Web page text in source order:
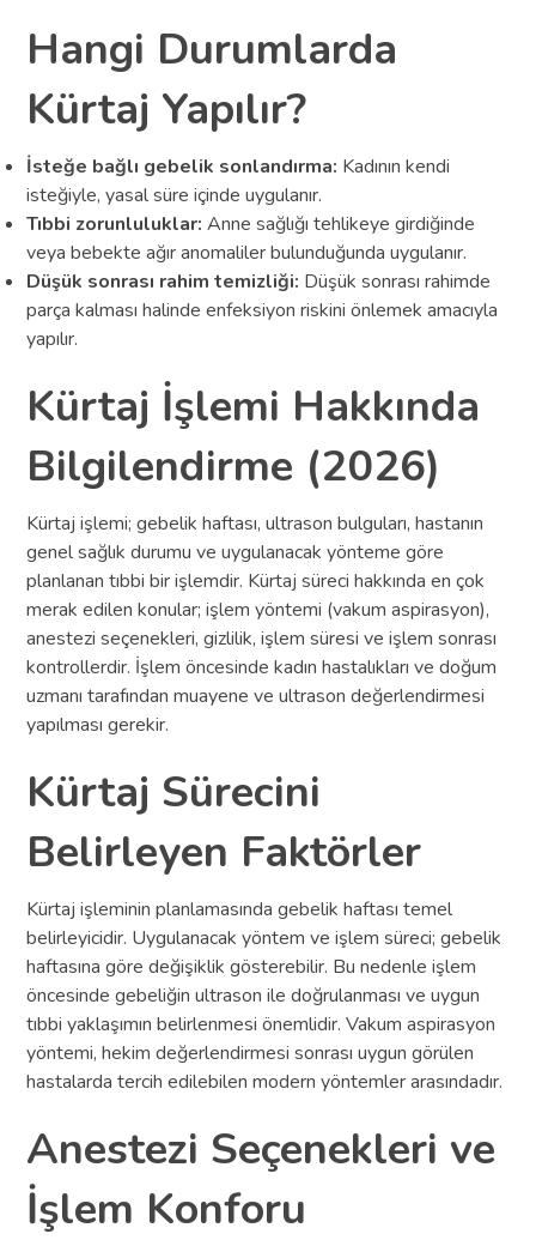
Hangi Durumlarda
Kürtaj Yapılır?
İsteğe bağlı gebelik sonlandırma: Kadının kendi
isteğiyle, yasal süre içinde uygulanır.
Tıbbi zorunluluklar: Anne sağlığı tehlikeye girdiğinde
veya bebekte ağır anomaliler bulunduğunda uygulanır.
Düşük sonrası rahim temizliği: Düşük sonrası rahimde
parça kalması halinde enfeksiyon riskini önlemek amacıyla
yapılır.
Kürtaj İşlemi Hakkında
Bilgilendirme (2026)
Kürtaj işlemi; gebelik haftası, ultrason bulguları, hastanın
genel sağlık durumu ve uygulanacak yönteme göre
planlanan tıbbi bir işlemdir. Kürtaj süreci hakkında en çok
merak edilen konular; işlem yöntemi (vakum aspirasyon),
anestezi seçenekleri, gizlilik, işlem süresi ve işlem sonrası
kontrollerdir. İşlem öncesinde kadın hastalıkları ve doğum
uzmanı tarafından muayene ve ultrason değerlendirmesi
yapılması gerekir.
Kürtaj Sürecini
Belirleyen Faktörler
Kürtaj işleminin planlamasında gebelik haftası temel
belirleyicidir. Uygulanacak yöntem ve işlem süreci; gebelik
haftasına göre değişiklik gösterebilir. Bu nedenle işlem
öncesinde gebeliğin ultrason ile doğrulanması ve uygun
tıbbi yaklaşımın belirlenmesi önemlidir. Vakum aspirasyon
yöntemi, hekim değerlendirmesi sonrası uygun görülen
hastalarda tercih edilebilen modern yöntemler arasındadır.
Anestezi Seçenekleri ve
İşlem Konforu